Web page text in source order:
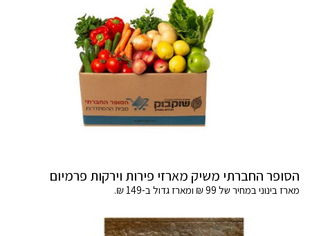
הסופר החברתי משיק מארזי פירות וירקות פרמיום
מארז בינוני במחיר של 99 ₪ ומארז גדול ב-149 ₪.